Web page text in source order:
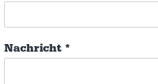
Nachricht *